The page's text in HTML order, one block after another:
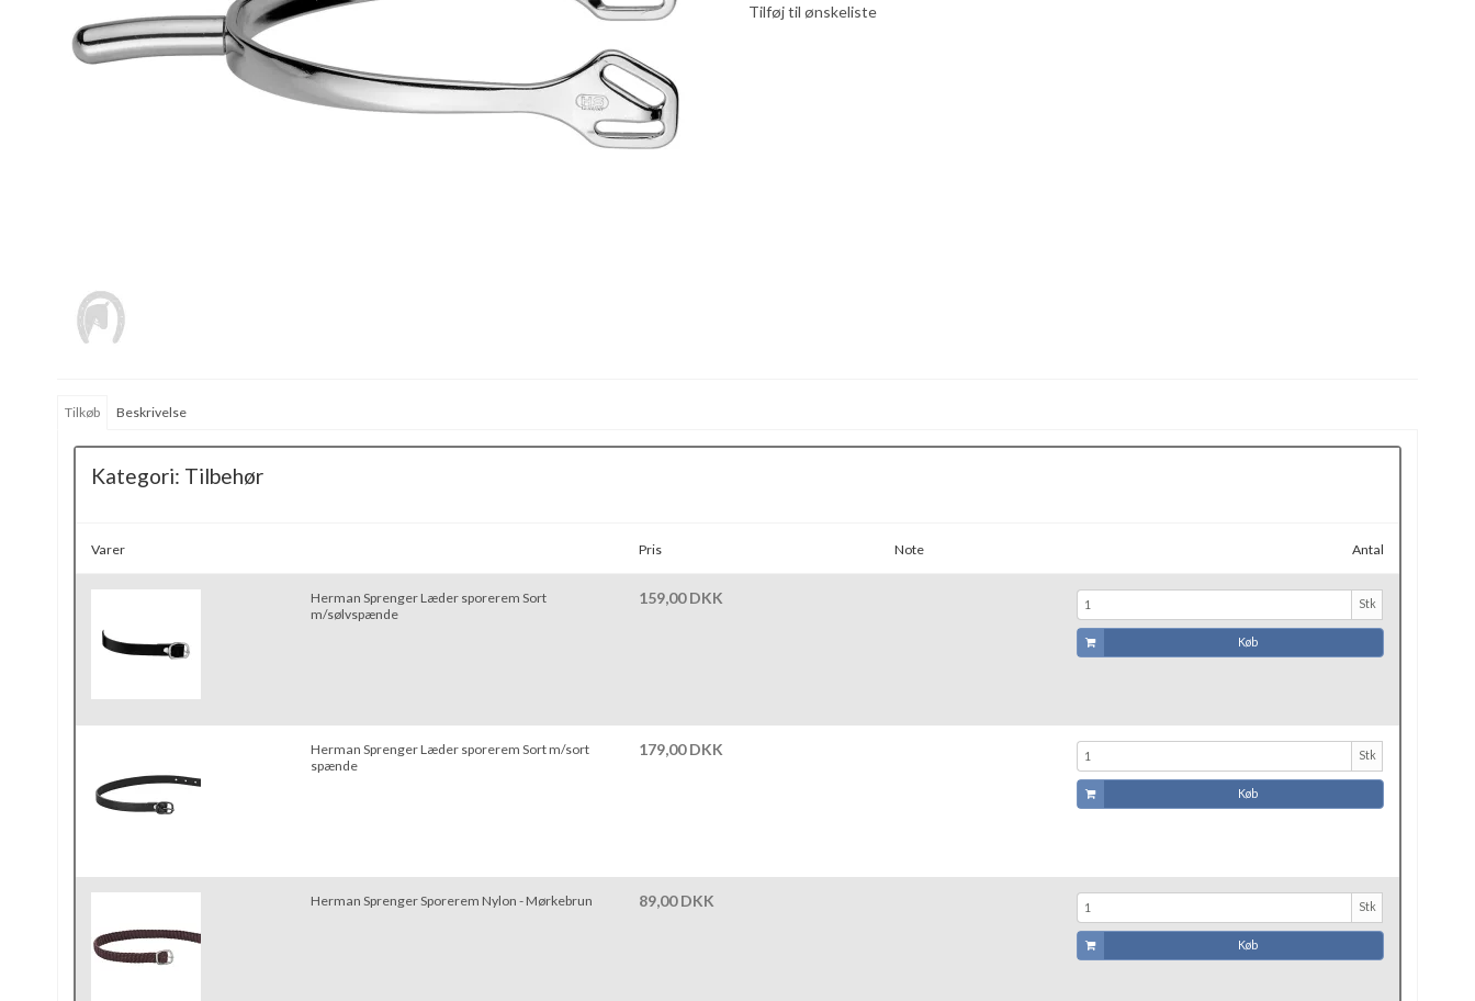
Tilføj til ønskeliste
Tilkøb Beskrivelse
Kategori: Tilbehør
Varer Pris Note Antal
Herman Sprenger Læder sporerem Sort
m/sølvspænde
159,00 DKK Stk
Køb
Herman Sprenger Læder sporerem Sort m/sort
spænde
179,00 DKK Stk
Køb
Herman Sprenger Sporerem Nylon - Mørkebrun 89,00 DKK Stk
Køb